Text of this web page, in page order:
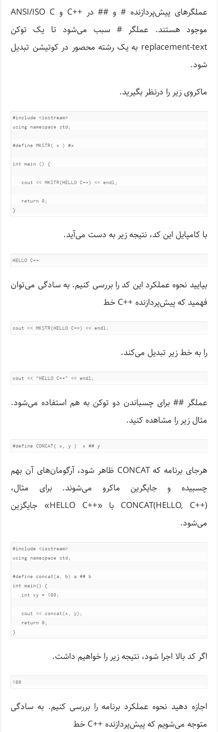
عملگرهای پیش‌پردازنده # و ## در ++C و ANSI/ISO C
موجود هستند. عملگر # سبب می‌شود تا یک توکن
replacement-text به یک رشته محصور در کوتیشن تبدیل
شود.
ماکروی زیر را درنظر بگیرید.
#include
<iostream>
using namespace std ;
#define MKSTR( x ) #x
int main () {
   cout
<< MKSTR(HELLO C++) << endl ;
return 0 ;
}
با کامپایل این کد، نتیجه زیر به دست می‌آید.
بیایید نحوه عملکرد این کد را بررسی کنیم. به سادگی می‌توان
فهمید که پیش‌پردازنده ++C خط
را به خط زیر تبدیل می‌کند.
عملگر ## برای چسباندن دو توکن به هم استفاده می‌شود.
مثال زیر را مشاهده کنید.
هرجای برنامه که CONCAT ظاهر شود، آرگومان‌های آن بهم
چسبیده و جایگرین ماکرو می‌شوند. برای مثال،
(++CONCAT(HELLO, C با «++HELLO C» جایگزین
می‌شود.
#include
<iostream>
using namespace std ;
#define concat(a b) a ## b
int
main()
{
int
xy = 100 ;
   cout
<< concat(x y);
return
0 ;
}
اگر کد بالا اجرا شود، نتیجه زیر را خواهیم داشت.
100
اجازه دهید نحوه عملکرد برنامه را بررسی کنیم. به سادگی
متوجه می‌شویم که پیش‌پردازنده ++C خط